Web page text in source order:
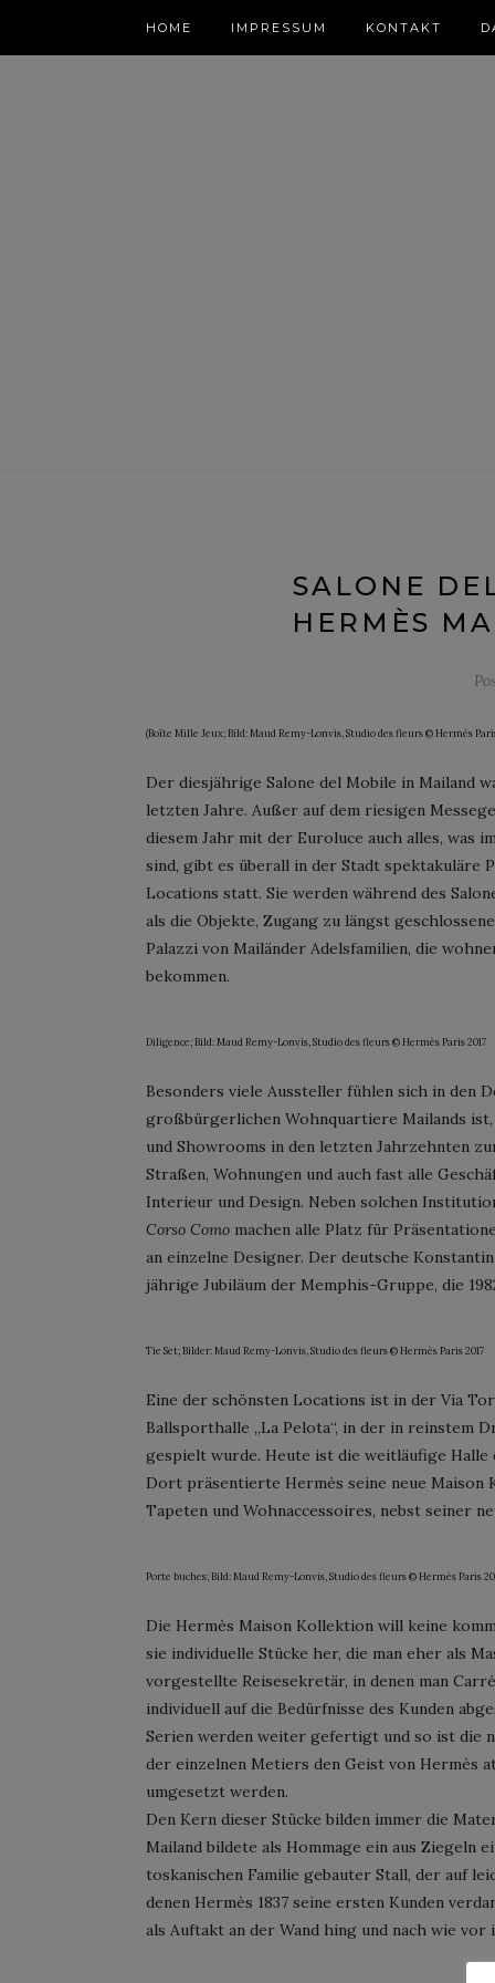
HOME IMPRESSUM KONTAKT
SALONE
HERMÈS
(Boîte Mille Jeux; Bild: Maud Remy-Lonvis, Studio des fleurs © Hermès Paris
Der diesjährige Salone del Mobile in Mailand
letzten Jahre. Außer auf dem riesigen
diesem Jahr mit der Euroluce auch alles, was
sind, gibt es überall in der Stadt spektakuläre
Locations statt. Sie werden während des
als die Objekte, Zugang zu längst
Palazzi von Mailänder Adelsfamilien, die
bekommen.
Diligence; Bild: Maud Remy-Lonvis, Studio des fleurs © Hermès Paris 2017
Besonders viele Aussteller fühlen sich in den
großbürgerlichen Wohnquartiere Mailands ist,
und Showrooms in den letzten Jahrzehnten
Straßen, Wohnungen und auch fast alle
Interieur und Design. Neben solchen
Corso Como machen alle Platz für
an einzelne Designer. Der deutsche
jährige Jubiläum der Memphis-Gruppe, die
Tie Set; Bilder: Maud Remy-Lonvis, Studio des fleurs © Hermès Paris 2017
Eine der schönsten Locations ist in der Via
Ballsporthalle „La Pelota“, in der in reinstem
gespielt wurde. Heute ist die weitläufige
Dort präsentierte Hermès seine neue Maison
Tapeten und Wohnaccessoires, nebst seiner
Porte buches; Bild: Maud Remy-Lonvis, Studio des fleurs © Hermès Paris
Die Hermès Maison Kollektion will keine
sie individuelle Stücke her, die man eher als
vorgestellte Reisesekretär, in denen man
individuell auf die Bedürfnisse des Kunden
Serien werden weiter gefertigt und so ist die
der einzelnen Metiers den Geist von Hermès
umgesetzt werden.
Den Kern dieser Stücke bilden immer die
Mailand bildete als Hommage ein aus
toskanischen Familie gebauter Stall, der auf
denen Hermès 1837 seine ersten Kunden
als Auftakt an der Wand hing und nach wie